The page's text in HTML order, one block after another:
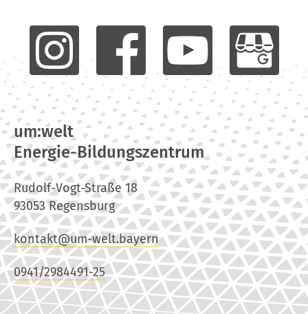
um:welt
Energie-Bildungszentrum
Rudolf-Vogt-Straße 18
93053 Regensburg
kontakt@um-welt.bayern
0941/2984491-25